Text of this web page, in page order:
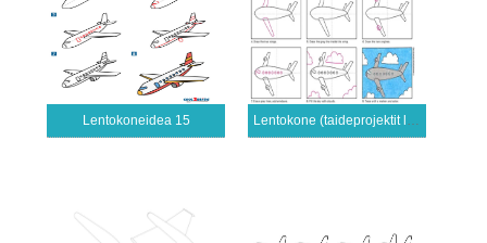
Lentokoneidea 15